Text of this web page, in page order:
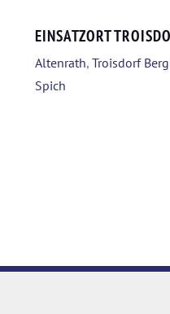
EINSATZORT
Altenrath, Troisdorf
Spich